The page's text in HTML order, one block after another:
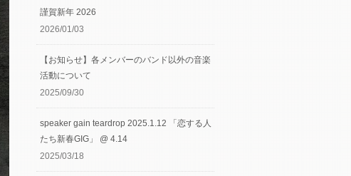
謹賀新年 2026
2026/01/03
【お知らせ】各メンバーのバンド以外の音楽
活動について
2025/09/30
speaker gain teardrop 2025.1.12 「恋する人
たち新春GIG」 @ 4.14
2025/03/18